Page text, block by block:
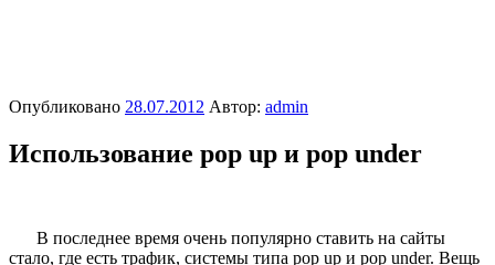
Опубликовано 28.07.2012 Автор: admin
Использование pop up и pop under
В последнее время очень популярно ставить на сайты
стало, где есть трафик, системы типа pop up и pop under. Вещь